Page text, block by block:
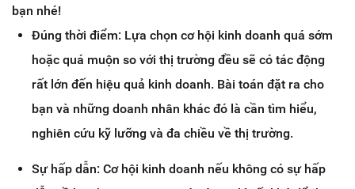
bạn nhé!
Đúng thời điểm: Lựa chọn cơ hội kinh doanh quá sớm
hoặc quá muộn so với thị trường đều sẽ có tác động
rất lớn đến hiệu quả kinh doanh. Bài toán đặt ra cho
bạn và những doanh nhân khác đó là cần tìm hiểu,
nghiên cứu kỹ lưỡng và đa chiều về thị trường.
Sự hấp dẫn: Cơ hội kinh doanh nếu không có sự hấp